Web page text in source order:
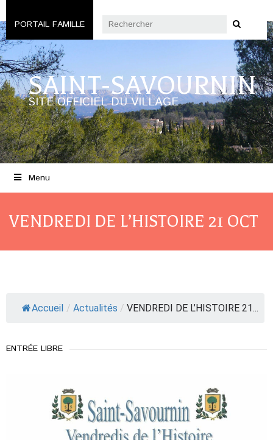
PORTAIL FAMILLE
SAINT-SAVOURNIN
SITE OFFICIEL DU VILLAGE
Menu
VENDREDI DE L’HISTOIRE 21 OCT
Accueil / Actualités / VENDREDI DE L’HISTOIRE 21...
ENTRÉE LIBRE